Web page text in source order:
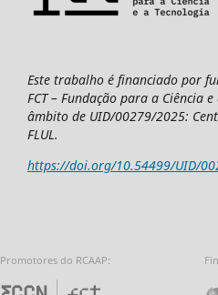
Este trabalho é financiado por
FCT – Fundação para a Ciência
âmbito de UID/00279/2025:
FLUL.
https://doi.org/10.54499/UID/
Promotores do RCAAP:
Fundação